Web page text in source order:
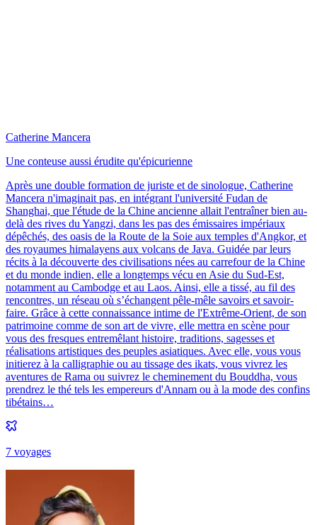
Catherine Mancera
Une conteuse aussi érudite qu'épicurienne
Après une double formation de juriste et de sinologue, Catherine
Mancera n'imaginait pas, en intégrant l'université Fudan de
Shanghai, que l'étude de la Chine ancienne allait l'entraîner bien au-
delà des rives du Yangzi, dans les pas des émissaires impériaux
dépêchés, des oasis de la Route de la Soie aux temples d'Angkor, et
des royaumes himalayens aux volcans de Java. Guidée par leurs
récits à la découverte des civilisations nées au carrefour de la Chine
et du monde indien, elle a longtemps vécu en Asie du Sud-Est,
notamment au Cambodge et au Laos. Ainsi, elle a tissé, au fil des
rencontres, un réseau où s’échangent pêle-mêle savoirs et savoir-
faire. Grâce à cette connaissance intime de l'Extrême-Orient, de son
patrimoine comme de son art de vivre, elle mettra en scène pour
vous des fresques entremêlant histoire, traditions, sagesses et
réalisations artistiques des peuples asiatiques. Avec elle, vous vous
initierez à la calligraphie ou au tissage des ikats, vous vivrez les
aventures de Rama ou suivrez le cheminement du Bouddha, vous
prendrez le thé tels les empereurs d'Annam ou à la mode des confins
tibétains…
7 voyages